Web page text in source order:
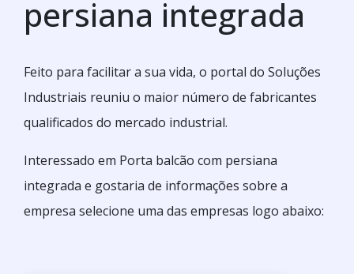
persiana integrada
Feito para facilitar a sua vida, o portal do Soluções
Industriais reuniu o maior número de fabricantes
qualificados do mercado industrial.
Interessado em Porta balcão com persiana
integrada e gostaria de informações sobre a
empresa selecione uma das empresas logo abaixo: